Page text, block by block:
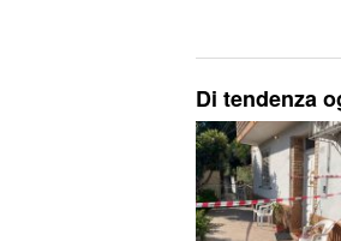
Di tendenza